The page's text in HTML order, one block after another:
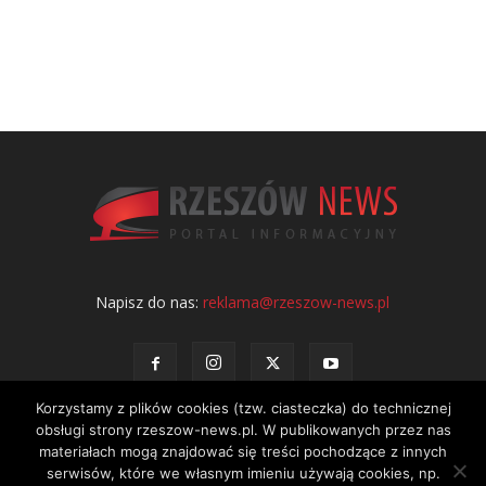
Napisz do nas:reklama@rzeszow-news.pl
Kontakt Polityka prywatności Regulamin portalu
Korzystamy z plików cookies (tzw. ciasteczka) do technicznej
obsługi strony rzeszow-news.pl. W publikowanych przez nas
materiałach mogą znajdować się treści pochodzące z innych
serwisów, które we własnym imieniu używają cookies, np.